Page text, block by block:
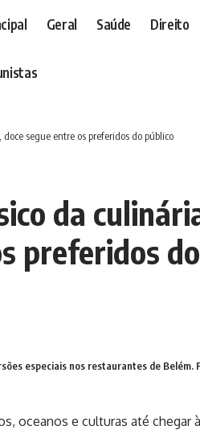
Geral Saúde Direito
segue entre os preferidos do público
da
preferidos
especiais nos restaurantes de
oceanos e culturas até chegar